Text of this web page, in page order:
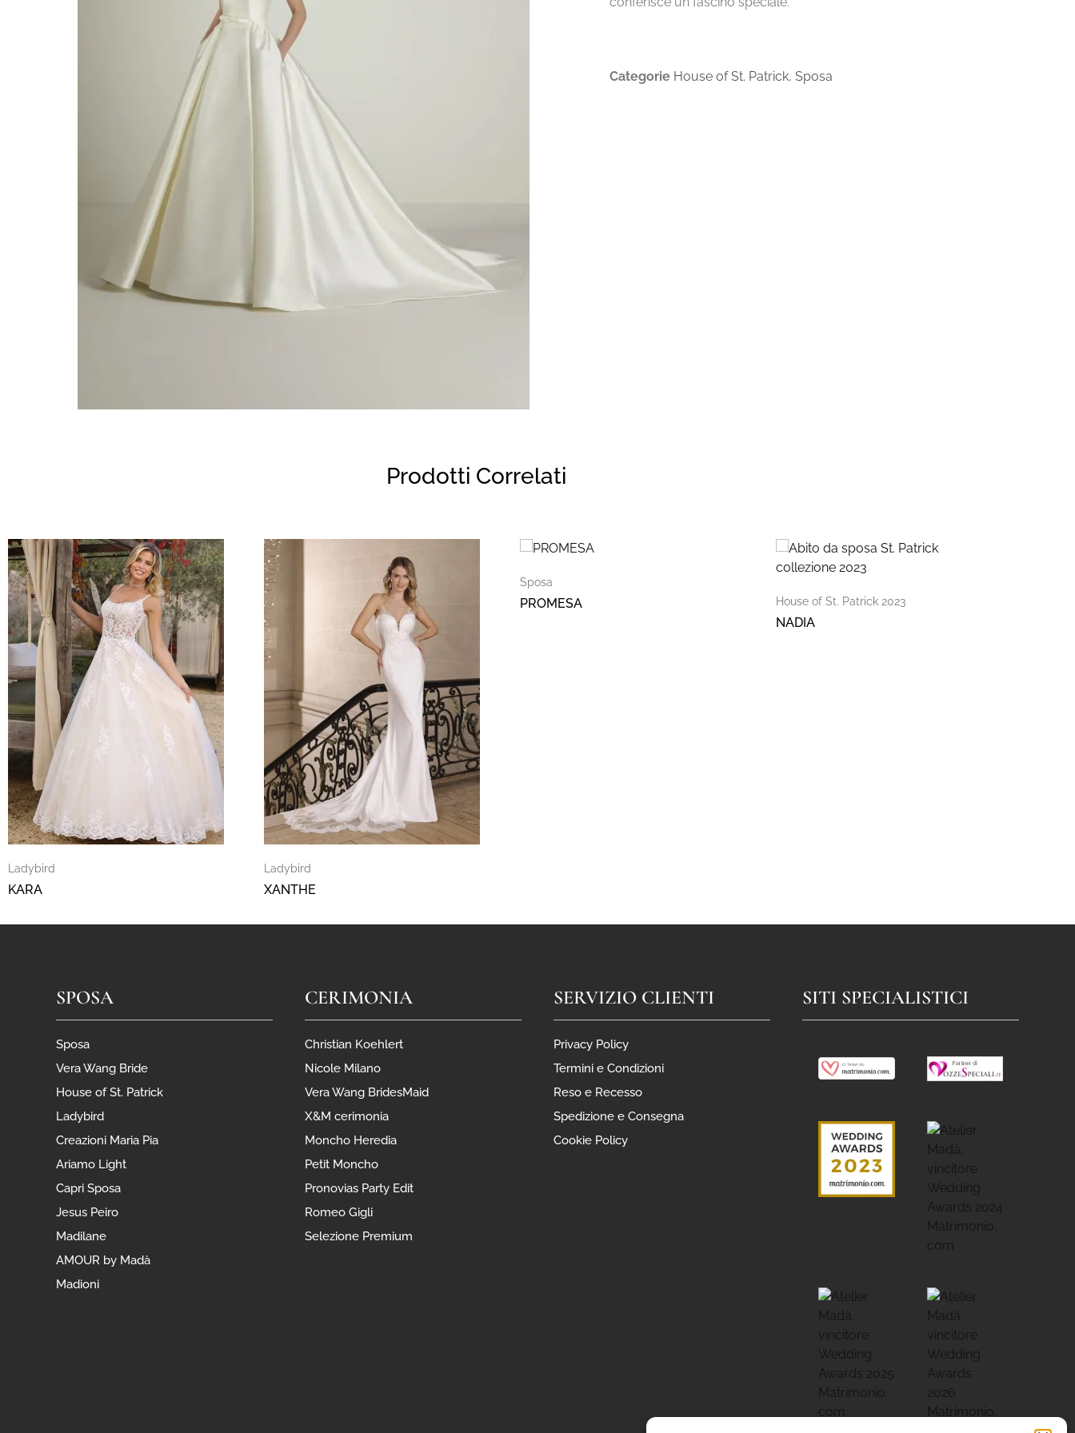
Categorie House of St. Patrick, Sposa
Prodotti Correlati
Ladybird
KARA
Ladybird
XANTHE
Sposa
PROMESA House of St. Patrick 2023
NADIA
SPOSA
Sposa
Vera Wang Bride
House of St. Patrick
Ladybird
Creazioni Maria Pia
Ariamo Light
Capri Sposa
Jesus Peiro
Madilane
AMOUR by Madà
Madioni
CERIMONIA
Christian Koehlert
Nicole Milano
Vera Wang BridesMaid
X&M cerimonia
Moncho Heredia
Petit Moncho
Pronovias Party Edit
Romeo Gigli
Selezione Premium
SERVIZIO CLIENTI
Privacy Policy
Termini e Condizioni
Reso e Recesso
Spedizione e Consegna
Cookie Policy
SITI SPECIALISTICI